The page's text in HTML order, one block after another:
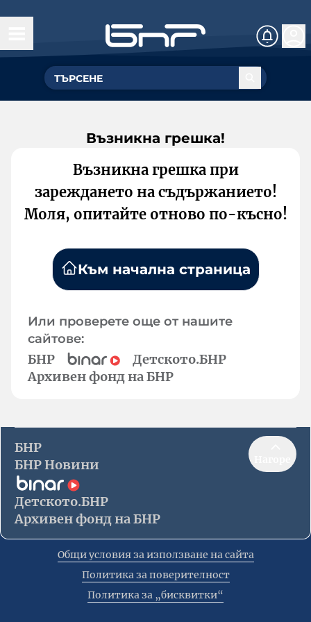
Възникна грешка!
Възникна грешка при
зареждането на съдържанието!
Моля, опитайте отново по-късно!
Към начална страница
Или проверете още от нашите
сайтове:
БНР
Детското.БНР
Архивен фонд на БНР
БНР
БНР Новини
Детското.БНР
Архивен фонд на БНР
Общи условия за използване на сайта
Политика за поверителност
Политика за „бисквитки“